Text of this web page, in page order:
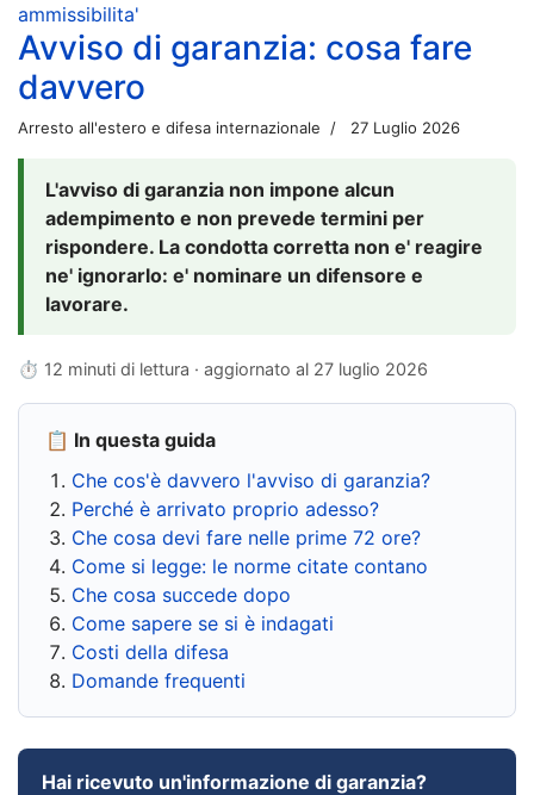
ammissibilita'
Avviso di garanzia: cosa fare
davvero
Arresto all'estero e difesa internazionale 27 Luglio 2026
L'avviso di garanzia non impone alcun
adempimento e non prevede termini per
rispondere. La condotta corretta non e' reagire
ne' ignorarlo: e' nominare un difensore e
lavorare.
⏱ 12 minuti di lettura · aggiornato al 27 luglio 2026
📋 In questa guida
Che cos'è davvero l'avviso di garanzia?
Perché è arrivato proprio adesso?
Che cosa devi fare nelle prime 72 ore?
Come si legge: le norme citate contano
Che cosa succede dopo
Come sapere se si è indagati
Costi della difesa
Domande frequenti
Hai ricevuto un'informazione di garanzia?